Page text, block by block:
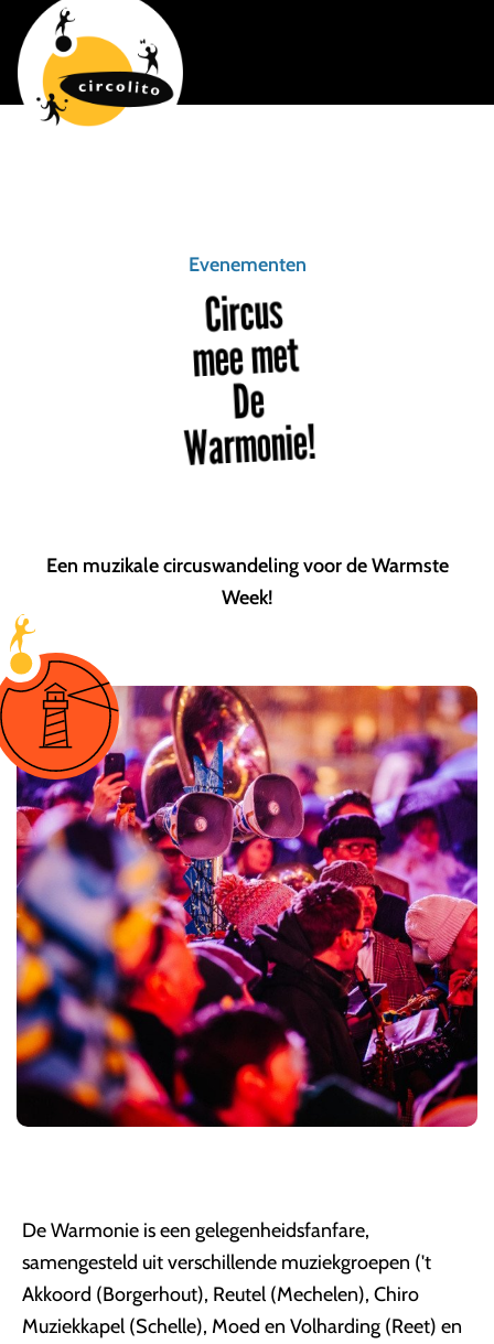
Evenementen
Circus
mee met
De
Warmonie!
Een muzikale circuswandeling voor de Warmste
Week!
De Warmonie is een gelegenheidsfanfare,
samengesteld uit verschillende muziekgroepen ('t
Akkoord (Borgerhout), Reutel (Mechelen), Chiro
Muziekkapel (Schelle), Moed en Volharding (Reet) en